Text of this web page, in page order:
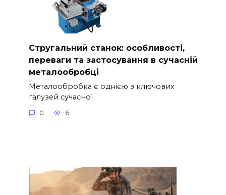
Стругальний станок: особливості,
переваги та застосування в сучасній
металообробці
Металообробка є однією з ключових
галузей сучасної
0 6